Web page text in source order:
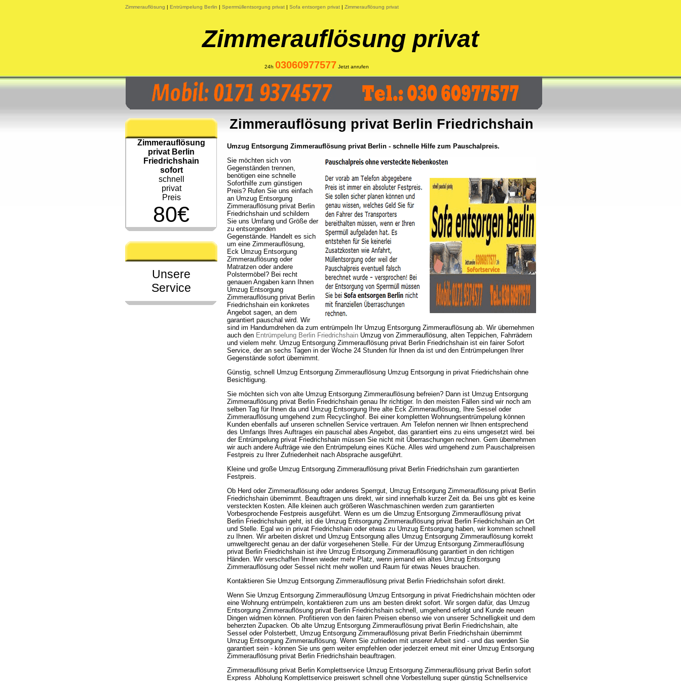
Zimmerauflösung | Entrümpelung Berlin | Sperrmüllentsorgung privat | Sofa entsorgen privat | Zimmerauflösung privat
Zimmerauflösung privat
24h 03060977577 Jetzt anrufen
Zimmerauflösung
privat Berlin
Friedrichshain
sofort
schnell
privat
Preis
80€
Unsere
Service
Zimmerauflösung privat Berlin Friedrichshain
Umzug Entsorgung Zimmerauflösung privat Berlin - schnelle Hilfe zum Pauschalpreis.
Sie möchten sich von
Gegenständen trennen,
benötigen eine schnelle
Soforthilfe zum günstigen
Preis? Rufen Sie uns einfach
an Umzug Entsorgung
Zimmerauflösung privat Berlin
Friedrichshain und schildern
Sie uns Umfang und Größe der
zu entsorgenden
Gegenstände. Handelt es sich
um eine Zimmerauflösung,
Eck Umzug Entsorgung
Zimmerauflösung oder
Matratzen oder andere
Polstermöbel? Bei recht
genauen Angaben kann Ihnen
Umzug Entsorgung
Zimmerauflösung privat Berlin
Friedrichshain ein konkretes
Angebot sagen, an dem
garantiert pauschal wird. Wir
sind im Handumdrehen da zum entrümpeln Ihr Umzug Entsorgung Zimmerauflösung ab. Wir übernehmen
auch den Entrümpelung Berlin Friedrichshain Umzug von Zimmerauflösung, alten Teppichen, Fahrrädern
und vielem mehr. Umzug Entsorgung Zimmerauflösung privat Berlin Friedrichshain ist ein fairer Sofort
Service, der an sechs Tagen in der Woche 24 Stunden für Ihnen da ist und den Entrümpelungen Ihrer
Gegenstände sofort übernimmt.
Günstig, schnell Umzug Entsorgung Zimmerauflösung Umzug Entsorgung in privat Friedrichshain ohne
Besichtigung.
Sie möchten sich von alte Umzug Entsorgung Zimmerauflösung befreien? Dann ist Umzug Entsorgung
Zimmerauflösung privat Berlin Friedrichshain genau Ihr richtiger. In den meisten Fällen sind wir noch am
selben Tag für Ihnen da und Umzug Entsorgung Ihre alte Eck Zimmerauflösung, Ihre Sessel oder
Zimmerauflösung umgehend zum Recyclinghof. Bei einer kompletten Wohnungsentrümpelung können
Kunden ebenfalls auf unseren schnellen Service vertrauen. Am Telefon nennen wir Ihnen entsprechend
des Umfangs Ihres Auftrages ein pauschal abes Angebot, das garantiert eins zu eins umgesetzt wird. bei
der Entrümpelung privat Friedrichshain müssen Sie nicht mit Überraschungen rechnen. Gern übernehmen
wir auch andere Aufträge wie den Entrümpelung eines Küche. Alles wird umgehend zum Pauschalpreisen
Festpreis zu Ihrer Zufriedenheit nach Absprache ausgeführt.
Kleine und große Umzug Entsorgung Zimmerauflösung privat Berlin Friedrichshain zum garantierten
Festpreis.
Ob Herd oder Zimmerauflösung oder anderes Sperrgut, Umzug Entsorgung Zimmerauflösung privat Berlin
Friedrichshain übernimmt. Beauftragen uns direkt, wir sind innerhalb kurzer Zeit da. Bei uns gibt es keine
versteckten Kosten. Alle kleinen auch größeren Waschmaschinen werden zum garantierten
Vorbesprochende Festpreis ausgeführt. Wenn es um die Umzug Entsorgung Zimmerauflösung privat
Berlin Friedrichshain geht, ist die Umzug Entsorgung Zimmerauflösung privat Berlin Friedrichshain an Ort
und Stelle. Egal wo in privat Friedrichshain oder etwas zu Umzug Entsorgung haben, wir kommen schnell
zu Ihnen. Wir arbeiten diskret und Umzug Entsorgung alles Umzug Entsorgung Zimmerauflösung korrekt
umweltgerecht genau an der dafür vorgesehenen Stelle. Für der Umzug Entsorgung Zimmerauflösung
privat Berlin Friedrichshain ist ihre Umzug Entsorgung Zimmerauflösung garantiert in den richtigen
Händen. Wir verschaffen Ihnen wieder mehr Platz, wenn jemand ein altes Umzug Entsorgung
Zimmerauflösung oder Sessel nicht mehr wollen und Raum für etwas Neues brauchen.
Kontaktieren Sie Umzug Entsorgung Zimmerauflösung privat Berlin Friedrichshain sofort direkt.
Wenn Sie Umzug Entsorgung Zimmerauflösung Umzug Entsorgung in privat Friedrichshain möchten oder
eine Wohnung entrümpeln, kontaktieren zum uns am besten direkt sofort. Wir sorgen dafür, das Umzug
Entsorgung Zimmerauflösung privat Berlin Friedrichshain schnell, umgehend erfolgt und Kunde neuen
Dingen widmen können. Profitieren von den fairen Preisen ebenso wie von unserer Schnelligkeit und dem
beherzten Zupacken. Ob alte Umzug Entsorgung Zimmerauflösung privat Berlin Friedrichshain, alte
Sessel oder Polsterbett, Umzug Entsorgung Zimmerauflösung privat Berlin Friedrichshain übernimmt
Umzug Entsorgung Zimmerauflösung. Wenn Sie zufrieden mit unserer Arbeit sind - und das werden Sie
garantiert sein - können Sie uns gern weiter empfehlen oder jederzeit erneut mit einer Umzug Entsorgung
Zimmerauflösung privat Berlin Friedrichshain beauftragen.
Zimmerauflösung privat Berlin Komplettservice Umzug Entsorgung Zimmerauflösung privat Berlin sofort
Express_Abholung Komplettservice preiswert schnell ohne Vorbestellung super günstig Schnellservice